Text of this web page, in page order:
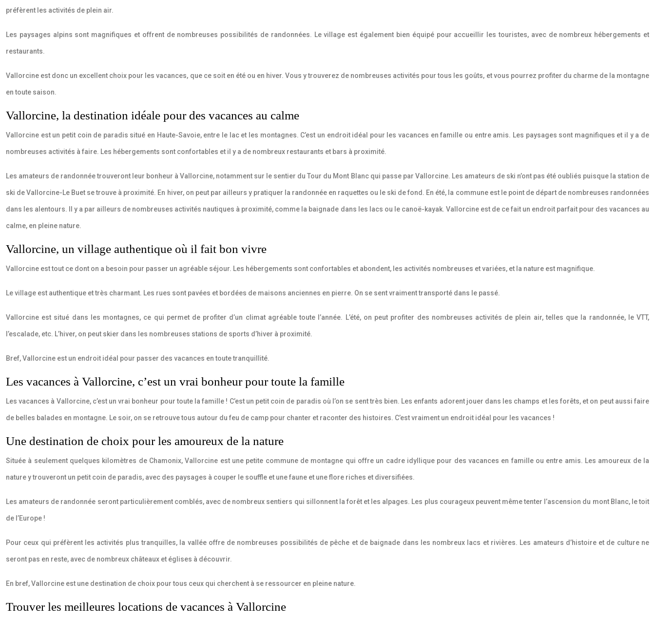
préfèrent les activités de plein air.
Les paysages alpins sont magnifiques et offrent de nombreuses possibilités de randonnées. Le village est également bien équipé pour accueillir les touristes, avec de nombreux hébergements et
restaurants.
Vallorcine est donc un excellent choix pour les vacances, que ce soit en été ou en hiver. Vous y trouverez de nombreuses activités pour tous les goûts, et vous pourrez profiter du charme de la montagne
en toute saison.
Vallorcine, la destination idéale pour des vacances au calme
Vallorcine est un petit coin de paradis situé en Haute-Savoie, entre le lac et les montagnes. C’est un endroit idéal pour les vacances en famille ou entre amis. Les paysages sont magnifiques et il y a de
nombreuses activités à faire. Les hébergements sont confortables et il y a de nombreux restaurants et bars à proximité.
Les amateurs de randonnée trouveront leur bonheur à Vallorcine, notamment sur le sentier du Tour du Mont Blanc qui passe par Vallorcine. Les amateurs de ski n’ont pas été oubliés puisque la station de
ski de Vallorcine-Le Buet se trouve à proximité. En hiver, on peut par ailleurs y pratiquer la randonnée en raquettes ou le ski de fond. En été, la commune est le point de départ de nombreuses randonnées
dans les alentours. Il y a par ailleurs de nombreuses activités nautiques à proximité, comme la baignade dans les lacs ou le canoë-kayak. Vallorcine est de ce fait un endroit parfait pour des vacances au
calme, en pleine nature.
Vallorcine, un village authentique où il fait bon vivre
Vallorcine est tout ce dont on a besoin pour passer un agréable séjour. Les hébergements sont confortables et abondent, les activités nombreuses et variées, et la nature est magnifique.
Le village est authentique et très charmant. Les rues sont pavées et bordées de maisons anciennes en pierre. On se sent vraiment transporté dans le passé.
Vallorcine est situé dans les montagnes, ce qui permet de profiter d’un climat agréable toute l’année. L’été, on peut profiter des nombreuses activités de plein air, telles que la randonnée, le VTT,
l’escalade, etc. L’hiver, on peut skier dans les nombreuses stations de sports d’hiver à proximité.
Bref, Vallorcine est un endroit idéal pour passer des vacances en toute tranquillité.
Les vacances à Vallorcine, c’est un vrai bonheur pour toute la famille
Les vacances à Vallorcine, c’est un vrai bonheur pour toute la famille ! C’est un petit coin de paradis où l’on se sent très bien. Les enfants adorent jouer dans les champs et les forêts, et on peut aussi faire
de belles balades en montagne. Le soir, on se retrouve tous autour du feu de camp pour chanter et raconter des histoires. C’est vraiment un endroit idéal pour les vacances !
Une destination de choix pour les amoureux de la nature
Située à seulement quelques kilomètres de Chamonix, Vallorcine est une petite commune de montagne qui offre un cadre idyllique pour des vacances en famille ou entre amis. Les amoureux de la
nature y trouveront un petit coin de paradis, avec des paysages à couper le souffle et une faune et une flore riches et diversifiées.
Les amateurs de randonnée seront particulièrement comblés, avec de nombreux sentiers qui sillonnent la forêt et les alpages. Les plus courageux peuvent même tenter l’ascension du mont Blanc, le toit
de l’Europe !
Pour ceux qui préfèrent les activités plus tranquilles, la vallée offre de nombreuses possibilités de pêche et de baignade dans les nombreux lacs et rivières. Les amateurs d’histoire et de culture ne
seront pas en reste, avec de nombreux châteaux et églises à découvrir.
En bref, Vallorcine est une destination de choix pour tous ceux qui cherchent à se ressourcer en pleine nature.
Trouver les meilleures locations de vacances à Vallorcine